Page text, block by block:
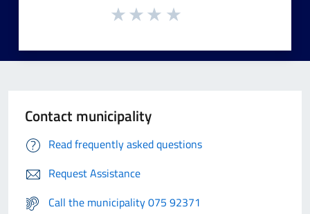
Contact municipality
Read frequently asked questions
Request Assistance
Call the municipality 075 92371